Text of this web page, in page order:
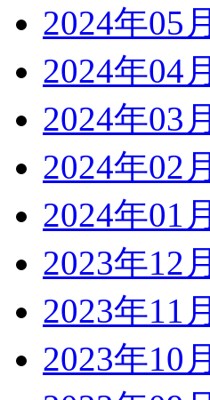
2024年05月
2024年04月
2024年03月
2024年02月
2024年01月
2023年12月
2023年11月
2023年10月